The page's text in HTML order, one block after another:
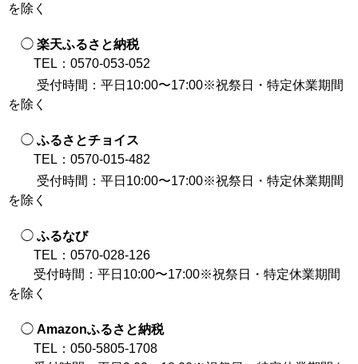
を除く
◯ 楽天ふるさと納税
TEL：0570-053-052
受付時間：平日10:00〜17:00※祝祭日・特定休業期間
を除く
◯ ふるさとチョイス
TEL：0570-015-482
受付時間：平日10:00〜17:00※祝祭日・特定休業期間
を除く
◯ ふるなび
TEL：0570-028-126
受付時間：平日10:00〜17:00※祝祭日・特定休業期間
を除く
◯ Amazonふるさと納税
TEL：050-5805-1708